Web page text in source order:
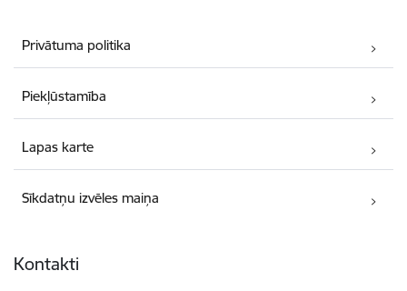
Privātuma politika
Piekļūstamība
Lapas karte
Sīkdatņu izvēles maiņa
Kontakti